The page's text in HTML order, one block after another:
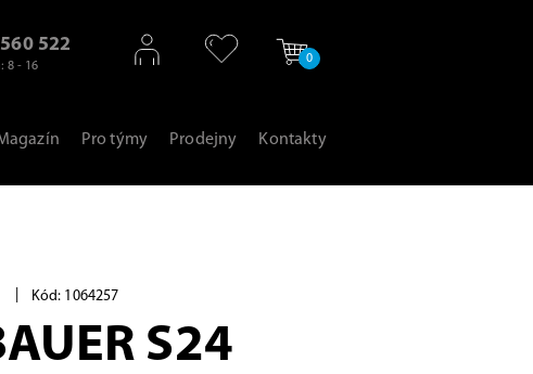
522
8 - 16
0
Pro týmy Prodejny Kontakty
Kód: 1064257
S24